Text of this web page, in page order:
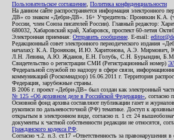
Пользовательское соглашение Политика конфиденциальности
На данном сайте распространяется информация электронного
ДВ» со знаком «Дебри-ДВ». 16+ Учредитель: Пронякин К.А.
России, член Союза писателей России). Главный редактор:
680032, Хабаровский край, Хабаровск, проспект 60-летия
Электронная приемная: Отправить сообщение . E-mail:
Редакционный совет электронного периодического издания
началах): К.А. Пронякин, И.Ю. Харитонова, А.Э.
Л.Н. Левина, А.Ю. Жданов, Е.Н. Голубь, С.Н. Бурындин,
Свидетельство о регистрации СМИ (Регистрационный номер)
Федеральной службой по надзору в сфере связи,
коммуникаций (Роскомнадзор) 16.06.2011 г. Территория
Федерация, зарубежные страны.
В 2006 г. проект «Дебри-ДВ» был создан как электронный
№ 125 «Об архивном деле в Российской Федерации» ,
Основной фонд архива составляют публикации газет и
рукописи по дальневосточной (РФ) тематике. Доступ к
открытым в электронном виде, согласно п. 1 ст. 24
документы к частной собственности редакции не относятся,
Гражданского кодекса РФ
Согласно ч.2. п.3. ст.17 «Ответственность за правонарушения в